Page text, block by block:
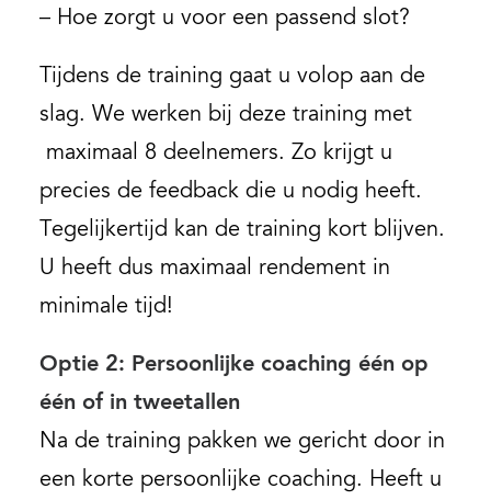
– Hoe zorgt u voor een passend slot?
Tijdens de training gaat u volop aan de
slag. We werken bij deze training met
maximaal 8 deelnemers. Zo krijgt u
precies de feedback die u nodig heeft.
Tegelijkertijd kan de training kort blijven.
U heeft dus maximaal rendement in
minimale tijd!
Optie 2: Persoonlijke coaching één op
één of in tweetallen
Na de training pakken we gericht door in
een korte persoonlijke coaching. Heeft u